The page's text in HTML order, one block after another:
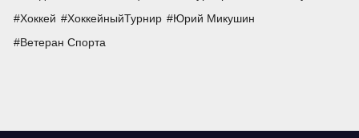
Хоккей
ХоккейныйТурнир
Юрий Микушин
Ветеран Спорта